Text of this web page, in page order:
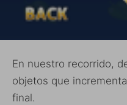
En nuestro recorrido,
objetos que
final.